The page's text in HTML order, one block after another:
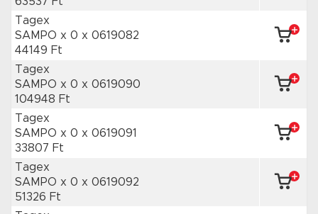
Tagex
SAMPO x 0 x 0619082
44149 Ft
Tagex
SAMPO x 0 x 0619090
104948 Ft
Tagex
SAMPO x 0 x 0619091
33807 Ft
Tagex
SAMPO x 0 x 0619092
51326 Ft